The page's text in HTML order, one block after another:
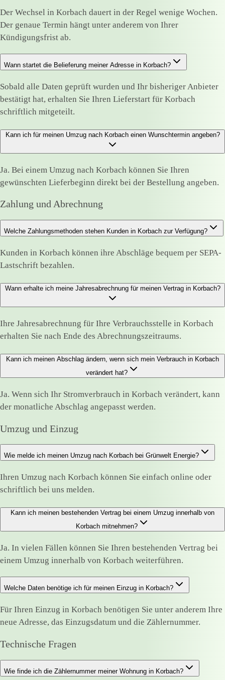
Der Wechsel in Korbach dauert in der Regel wenige Wochen.
Der genaue Termin hängt unter anderem von Ihrer
Kündigungsfrist ab.
Wann startet die Belieferung meiner Adresse in Korbach?
Sobald alle Daten geprüft wurden und Ihr bisheriger Anbieter
bestätigt hat, erhalten Sie Ihren Lieferstart für Korbach
schriftlich mitgeteilt.
Kann ich für meinen Umzug nach Korbach einen Wunschtermin angeben?
Ja. Bei einem Umzug nach Korbach können Sie Ihren
gewünschten Lieferbeginn direkt bei der Bestellung angeben.
Zahlung und Abrechnung
Welche Zahlungsmethoden stehen Kunden in Korbach zur Verfügung?
Kunden in Korbach können ihre Abschläge bequem per SEPA-
Lastschrift bezahlen.
Wann erhalte ich meine Jahresabrechnung für meinen Vertrag in Korbach?
Ihre Jahresabrechnung für Ihre Verbrauchsstelle in Korbach
erhalten Sie nach Ende des Abrechnungszeitraums.
Kann ich meinen Abschlag ändern, wenn sich mein Verbrauch in Korbach
verändert hat?
Ja. Wenn sich Ihr Stromverbrauch in Korbach verändert, kann
der monatliche Abschlag angepasst werden.
Umzug und Einzug
Wie melde ich meinen Umzug nach Korbach bei Grünwelt Energie?
Ihren Umzug nach Korbach können Sie einfach online oder
schriftlich bei uns melden.
Kann ich meinen bestehenden Vertrag bei einem Umzug innerhalb von
Korbach mitnehmen?
Ja. In vielen Fällen können Sie Ihren bestehenden Vertrag bei
einem Umzug innerhalb von Korbach weiterführen.
Welche Daten benötige ich für meinen Einzug in Korbach?
Für Ihren Einzug in Korbach benötigen Sie unter anderem Ihre
neue Adresse, das Einzugsdatum und die Zählernummer.
Technische Fragen
Wie finde ich die Zählernummer meiner Wohnung in Korbach?